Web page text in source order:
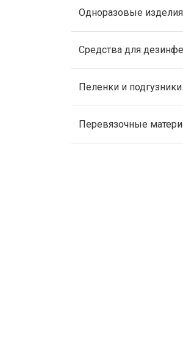
Одноразовые изделия
Средства для
Пеленки и подгузники
Перевязочные